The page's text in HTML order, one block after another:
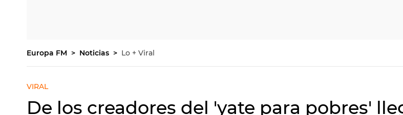
Europa FM Noticias Lo + Viral
VIRAL
De los creadores del 'yate para pobres'